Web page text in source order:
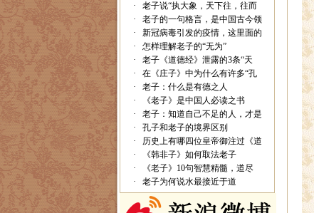
·
老子说“执大象，天下往，往而
·
老子的一句格言，是中国古今领
·
新冠病毒引发的疫情，这里面的
·
怎样理解老子的“无为”
·
老子《道德经》泄露的3条“天
·
在《庄子》中为什么有许多“孔
·
老子：什么是有德之人
·
《老子》是中国人必读之书
·
老子：知道自己不足的人，才是
·
孔子和老子的境界区别
·
历史上有哪四位皇帝御注过《道
·
《韩非子》如何取法老子
·
《老子》10句智慧精髓，道尽
·
老子为何说水最接近于道